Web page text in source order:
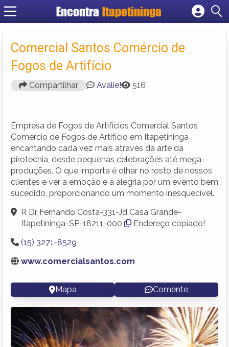
Encontra Itapetininga
Cadastrar empresa
Criar conta
Comercial Santos Comércio de
Fogos de Artifício
Compartilhar Avalie! 516
Empresa de Fogos de Artifícios Comercial Santos
Comércio de Fogos de Artifício em Itapetininga
encantando cada vez mais através da arte da
pirotecnia, desde pequenas celebrações até mega-
produções. O que importa é olhar no rosto de nossos
clientes e ver a emoção e a alegria por um evento bem
sucedido, proporcionando um momento inesquecível.
R Dr Fernando Costa-331-Jd Casa Grande-
Itapetininga-SP-18211-000
Endereço copiado!
(15) 3271-8529
www.comercialsantos.com
Mapa Comente